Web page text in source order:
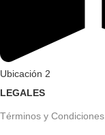
Ubicación 2
LEGALES
Términos y Condiciones